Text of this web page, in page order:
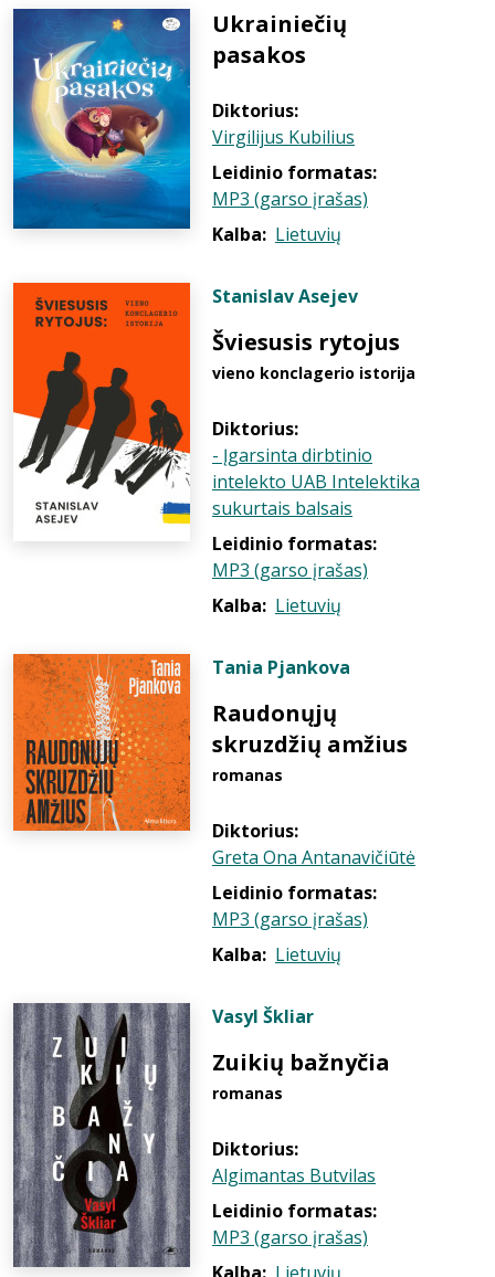
Ukrainiečių
pasakos
Diktorius:
Virgilijus Kubilius
Leidinio formatas:
MP3 (garso įrašas)
Kalba: Lietuvių
Stanislav Asejev
Šviesusis rytojus
vieno konclagerio istorija
Diktorius:
- Įgarsinta dirbtinio
intelekto UAB Intelektika
sukurtais balsais
Leidinio formatas:
MP3 (garso įrašas)
Kalba: Lietuvių
Tania Pjankova
Raudonųjų
skruzdžių amžius
romanas
Diktorius:
Greta Ona Antanavičiūtė
Leidinio formatas:
MP3 (garso įrašas)
Kalba: Lietuvių
Vasyl Škliar
Zuikių bažnyčia
romanas
Diktorius:
Algimantas Butvilas
Leidinio formatas:
MP3 (garso įrašas)